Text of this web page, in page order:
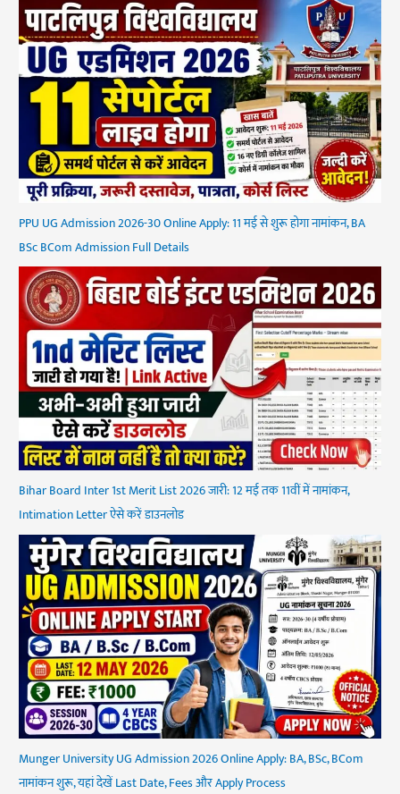
PPU UG Admission 2026-30 Online Apply: 11 मई से शुरू होगा नामांकन, BA
BSc BCom Admission Full Details
Bihar Board Inter 1st Merit List 2026 जारी: 12 मई तक 11वीं में नामांकन,
Intimation Letter ऐसे करें डाउनलोड
Munger University UG Admission 2026 Online Apply: BA, BSc, BCom
नामांकन शुरू, यहां देखें Last Date, Fees और Apply Process